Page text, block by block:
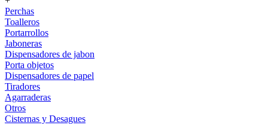
Perchas
Toalleros
Portarrollos
Jaboneras
Dispensadores de jabon
Porta objetos
Dispensadores de papel
Tiradores
Agarraderas
Otros
Cisternas y Desagues